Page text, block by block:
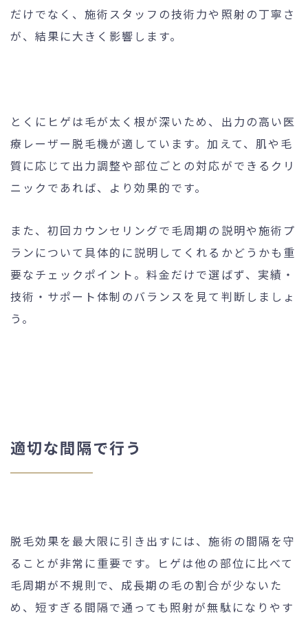
だけでなく、施術スタッフの技術力や照射の丁寧さ
が、結果に大きく影響します。
とくにヒゲは毛が太く根が深いため、出力の高い医
療レーザー脱毛機が適しています。加えて、肌や毛
質に応じて出力調整や部位ごとの対応ができるクリ
ニックであれば、より効果的です。
また、初回カウンセリングで毛周期の説明や施術プ
ランについて具体的に説明してくれるかどうかも重
要なチェックポイント。料金だけで選ばず、実績・
技術・サポート体制のバランスを見て判断しましょ
う。
適切な間隔で行う
脱毛効果を最大限に引き出すには、施術の間隔を守
ることが非常に重要です。ヒゲは他の部位に比べて
毛周期が不規則で、成長期の毛の割合が少ないた
め、短すぎる間隔で通っても照射が無駄になりやす